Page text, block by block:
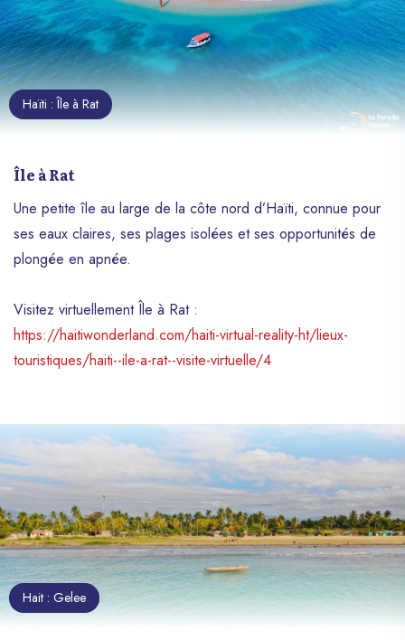
Haïti : Île à Rat
Île à Rat
Une petite île au large de la côte nord d’Haïti, connue pour
ses eaux claires, ses plages isolées et ses opportunités de
plongée en apnée.
Visitez virtuellement Île à Rat :
https://haitiwonderland.com/haiti-virtual-reality-ht/lieux-
touristiques/haiti--ile-a-rat--visite-virtuelle/4
Hait : Gelee